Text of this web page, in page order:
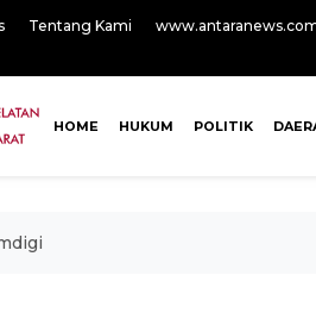
Tentang Kami
HOME HUKUM POLITIK